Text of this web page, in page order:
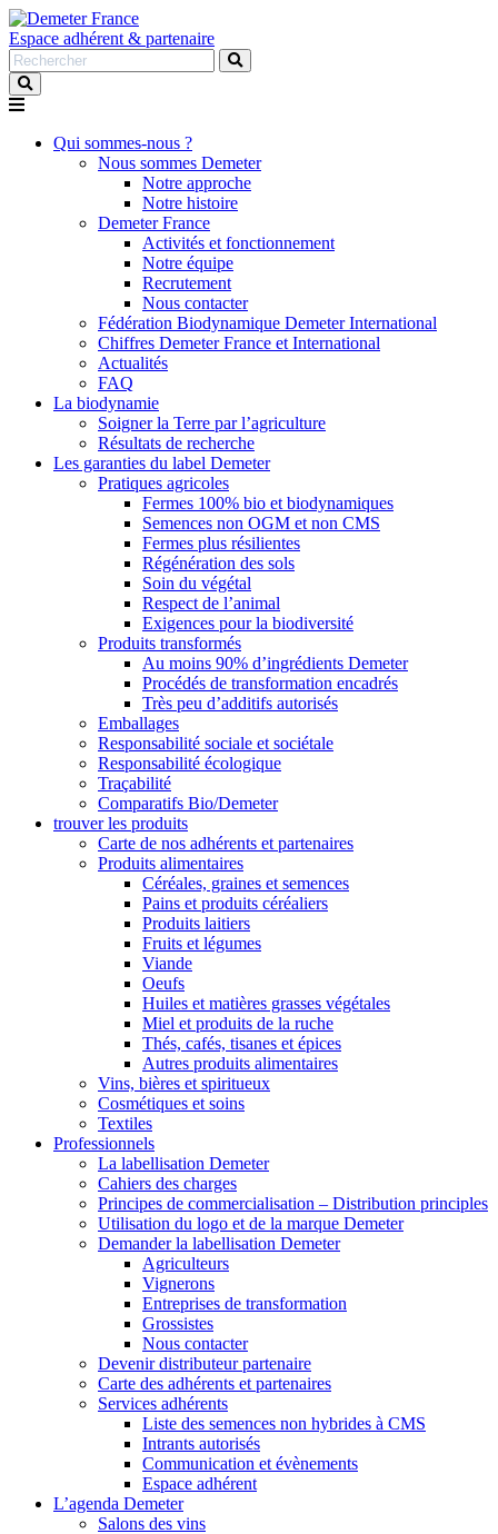
Espace adhérent & partenaire
Rechercher
:
Qui sommes-nous ?
Nous sommes Demeter
Notre approche
Notre histoire
Demeter France
Activités et fonctionnement
Notre équipe
Recrutement
Nous contacter
Fédération Biodynamique Demeter International
Chiffres Demeter France et International
Actualités
FAQ
La biodynamie
Soigner la Terre par l’agriculture
Résultats de recherche
Les garanties du label Demeter
Pratiques agricoles
Fermes 100% bio et biodynamiques
Semences non OGM et non CMS
Fermes plus résilientes
Régénération des sols
Soin du végétal
Respect de l’animal
Exigences pour la biodiversité
Produits transformés
Au moins 90% d’ingrédients Demeter
Procédés de transformation encadrés
Très peu d’additifs autorisés
Emballages
Responsabilité sociale et sociétale
Responsabilité écologique
Traçabilité
Comparatifs Bio/Demeter
trouver les produits
Carte de nos adhérents et partenaires
Produits alimentaires
Céréales, graines et semences
Pains et produits céréaliers
Produits laitiers
Fruits et légumes
Viande
Oeufs
Huiles et matières grasses végétales
Miel et produits de la ruche
Thés, cafés, tisanes et épices
Autres produits alimentaires
Vins, bières et spiritueux
Cosmétiques et soins
Textiles
Professionnels
La labellisation Demeter
Cahiers des charges
Principes de commercialisation – Distribution principles
Utilisation du logo et de la marque Demeter
Demander la labellisation Demeter
Agriculteurs
Vignerons
Entreprises de transformation
Grossistes
Nous contacter
Devenir distributeur partenaire
Carte des adhérents et partenaires
Services adhérents
Liste des semences non hybrides à CMS
Intrants autorisés
Communication et évènements
Espace adhérent
L’agenda Demeter
Salons des vins